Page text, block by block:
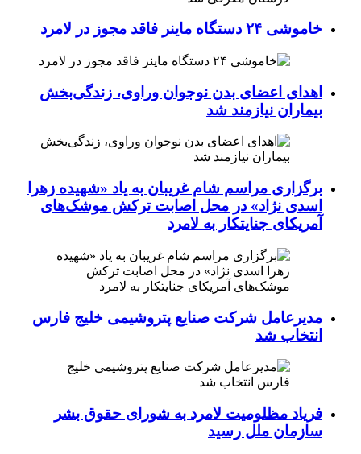
خاموشی ۲۴ دستگاه ماینر فاقد مجوز در لامرد
اهدای اعضای بدن نوجوان وراوی، زندگی‌بخش
بیماران نیازمند شد
برگزاری مراسم شام غریبان به یاد «شهیده زهرا
اسدی نژاد» در محل اصابت ترکش موشک‌های
آمریکای جنایتکار به لامرد
مدیرعامل شرکت صنایع پتروشیمی خلیج فارس
انتخاب شد
فریاد مظلومیت لامرد به شورای حقوق بشر
سازمان ملل رسید